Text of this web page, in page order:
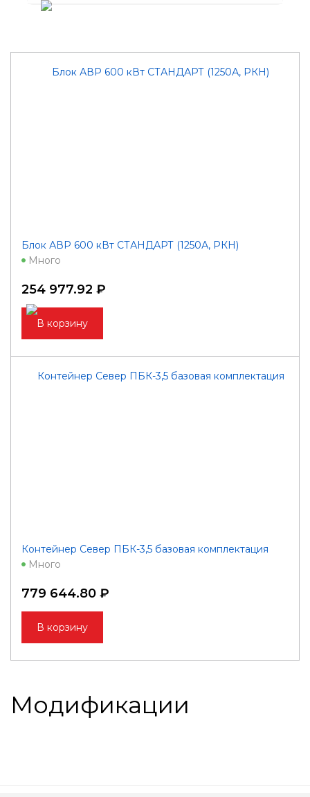
Блок АВР 600 кВт СТАНДАРТ (1250А, РКН)
Много
254 977.92 ₽
В корзину
Контейнер Север ПБК-3,5 базовая комплектация
Много
779 644.80 ₽
В корзину
Модификации